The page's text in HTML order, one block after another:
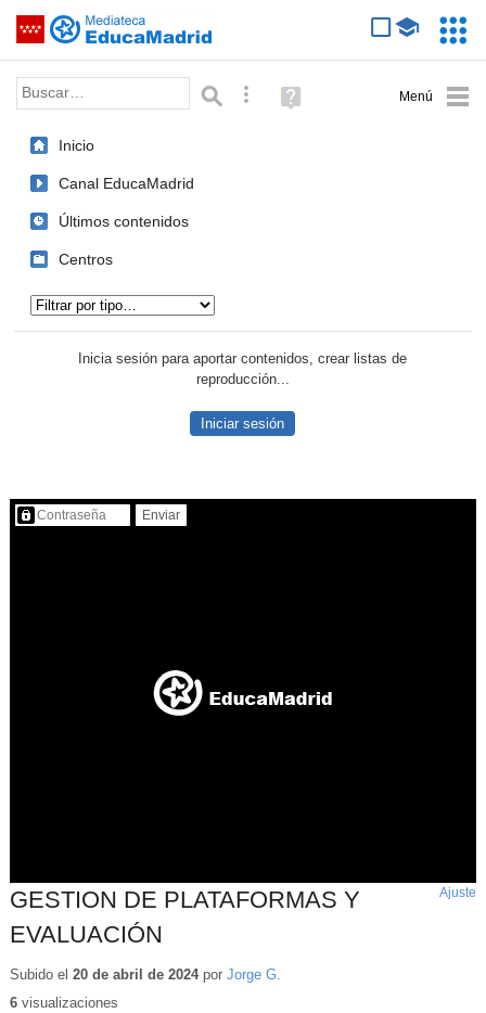
Saltar navegación
Palabra o frase: Búsqueda avanzada
Ayuda
(en
Inicio
Canal EducaMadrid
Últimos contenidos
Centros
Inicia sesión para aportar contenidos, crear listas de
reproducción...
Iniciar sesión
Contenido protegido…
GESTION DE PLATAFORMAS Y
EVALUACIÓN
Ajuste
Subido el 20 de abril de 2024por Jorge G.
6visualizaciones